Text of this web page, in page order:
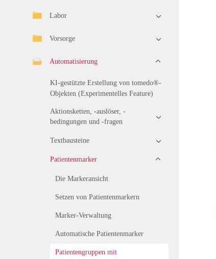
Labor
Vorsorge
Automatisierung
KI-gestützte Erstellung von tomedo®-
Objekten (Experimentelles Feature)
Aktionsketten, -auslöser, -
bedingungen und -fragen
Textbausteine
Patientenmarker
Die Markeransicht
Setzen von Patientenmarkern
Marker-Verwaltung
Automatische Patientenmarker
Patientengruppen mit